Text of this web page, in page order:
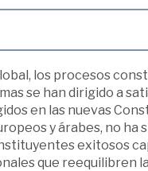
los procesos
se han dirigido a
en las nuevas
y árabes, no
exitosos
que reequilibren